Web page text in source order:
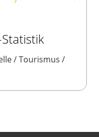
/ Tourismus /